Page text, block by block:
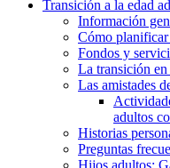
Transición a la edad
Información
Cómo planificar
Fondos y
La transición
Las amistades
adultos
Historias
Preguntas
Hijos adultos: